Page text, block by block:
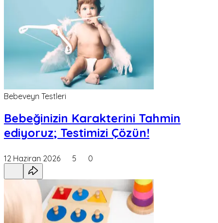
Bebeveyn Testleri
Bebeğinizin Karakterini Tahmin
ediyoruz; Testimizi Çözün!
12 Haziran 2026 5 0